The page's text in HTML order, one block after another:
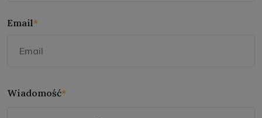
Email*
Wiadomość*